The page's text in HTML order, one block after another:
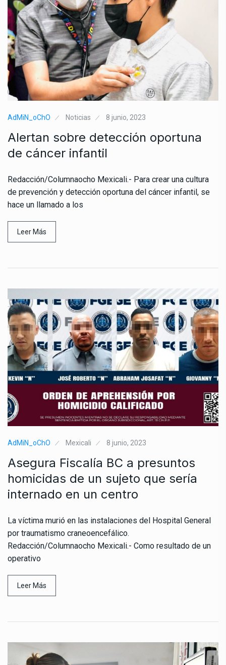
AdMiN_oChO Noticias 8 junio, 2023
Alertan sobre detección oportuna
de cáncer infantil
Redacción/Columnaocho Mexicali.- Para crear una cultura
de prevención y detección oportuna del cáncer infantil, se
hace un llamado a los
Leer Más
AdMiN_oChO Mexicali 8 junio, 2023
Asegura Fiscalía BC a presuntos
homicidas de un sujeto que sería
internado en un centro
La víctima murió en las instalaciones del Hospital General
por traumatismo craneoencefálico.
Redacción/Columnaocho Mexicali.- Como resultado de un
operativo
Leer Más